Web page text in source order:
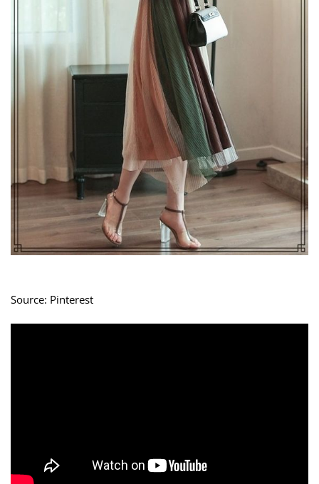
Source: Pinterest